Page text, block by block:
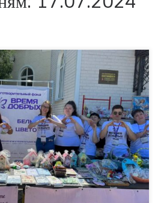
фонд «Время добрых» совместно с
приходе Спасо-Преображенского
мероприятие «Белый цветок» в